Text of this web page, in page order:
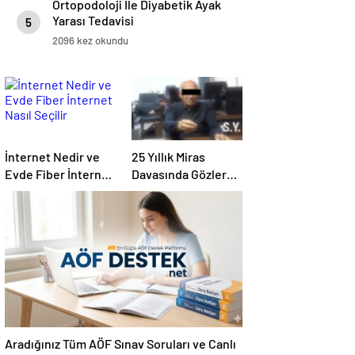
5
Ortopodoloji İle Diyabetik Ayak
Yarası Tedavisi
2096 kez okundu
İnternet Nedir ve
Evde Fiber İnternet
Nasıl Seçilir
25 Yıllık Miras
Davasında Gözler
Temmuz Ayındaki
Karar Duruşmasına
Çevrildi
Aradığınız Tüm AÖF Sınav Soruları ve Canlı